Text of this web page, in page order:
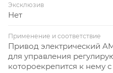
Эксклюзив
Нет
Применение и соответствие
Привод электрический
для управления
котороекрепится к нему